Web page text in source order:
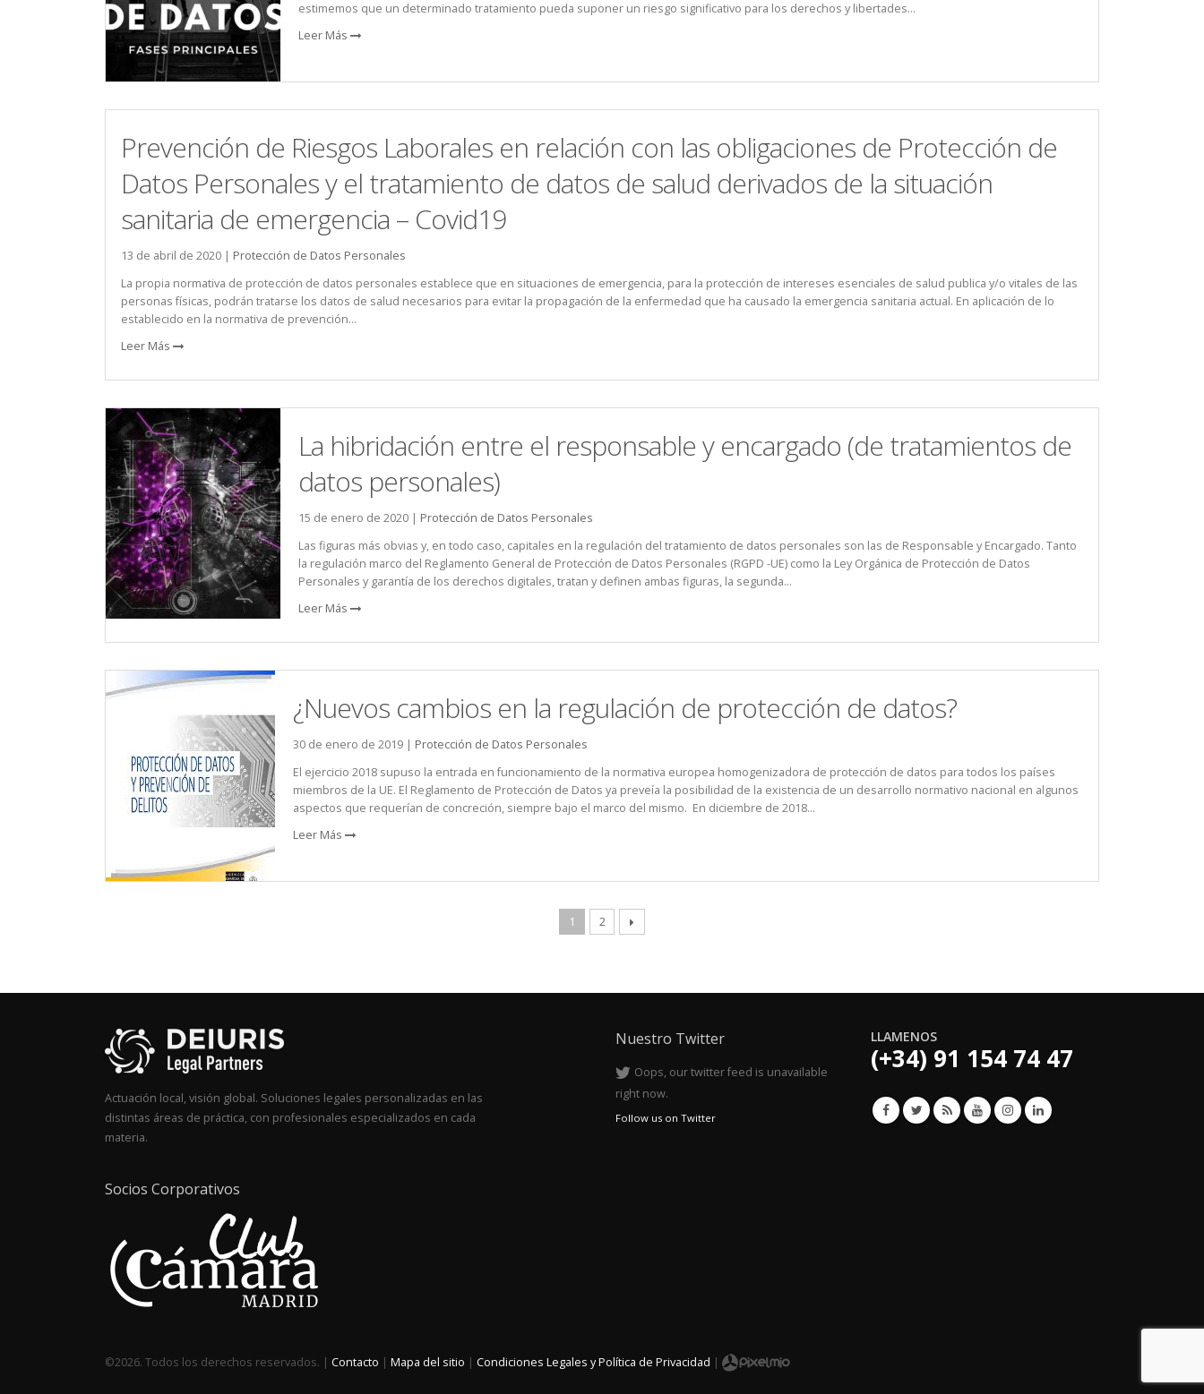
estimemos que un determinado tratamiento pueda suponer un riesgo significativo para los derechos y libertades...
Leer Más
Prevención de Riesgos Laborales en relación con las obligaciones de Protección de
Datos Personales y el tratamiento de datos de salud derivados de la situación
sanitaria de emergencia – Covid19
13 de abril de 2020 | Protección de Datos Personales
La propia normativa de protección de datos personales establece que en situaciones de emergencia, para la protección de intereses esenciales de salud publica y/o vitales de las
personas físicas, podrán tratarse los datos de salud necesarios para evitar la propagación de la enfermedad que ha causado la emergencia sanitaria actual. En aplicación de lo
establecido en la normativa de prevención...
Leer Más
La hibridación entre el responsable y encargado (de tratamientos de
datos personales)
15 de enero de 2020 | Protección de Datos Personales
Las figuras más obvias y, en todo caso, capitales en la regulación del tratamiento de datos personales son las de Responsable y Encargado. Tanto
la regulación marco del Reglamento General de Protección de Datos Personales (RGPD -UE) como la Ley Orgánica de Protección de Datos
Personales y garantía de los derechos digitales, tratan y definen ambas figuras, la segunda...
Leer Más
¿Nuevos cambios en la regulación de protección de datos?
30 de enero de 2019 | Protección de Datos Personales
El ejercicio 2018 supuso la entrada en funcionamiento de la normativa europea homogenizadora de protección de datos para todos los países
miembros de la UE. El Reglamento de Protección de Datos ya preveía la posibilidad de la existencia de un desarrollo normativo nacional en algunos
aspectos que requerían de concreción, siempre bajo el marco del mismo. En diciembre de 2018...
Leer Más
1 2
Actuación local, visión global. Soluciones legales personalizadas en las
distintas áreas de práctica, con profesionales especializados en cada
materia.
Socios Corporativos
Nuestro Twitter
Oops, our twitter feed is unavailable
right now.
Follow us on Twitter
LLAMENOS
(+34) 91 154 74 47
©2026. Todos los derechos reservados. | Contacto | Mapa del sitio | Condiciones Legales y Política de Privacidad |